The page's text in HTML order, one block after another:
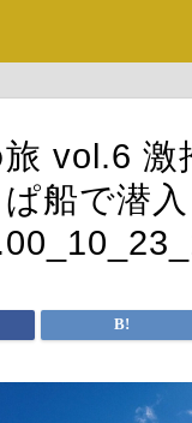
vol.6 激
船で潜